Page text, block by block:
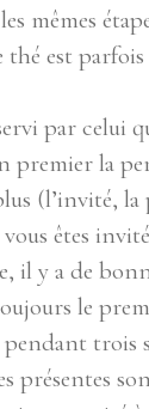
mêmes
thé est
par celui
premier la
(l’invité,
vous êtes
il y a de
le
pendant trois
présentes